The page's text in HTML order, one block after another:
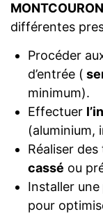
différentes
Procéder
d’entrée (
minimum).
Effectuer
(aluminium,
Réaliser
cassé ou
Installer une
pour